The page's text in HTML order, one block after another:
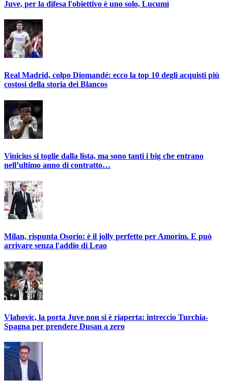
Juve, per la difesa l'obiettivo è uno solo, Lucumì
Real Madrid, colpo Diomandé: ecco la top 10 degli acquisti più
costosi della storia dei Blancos
Vinicius si toglie dalla lista, ma sono tanti i big che entrano
nell’ultimo anno di contratto…
Milan, rispunta Osorio: è il jolly perfetto per Amorim. E può
arrivare senza l'addio di Leao
Vlahovic, la porta Juve non si è riaperta: intreccio Turchia-
Spagna per prendere Dusan a zero